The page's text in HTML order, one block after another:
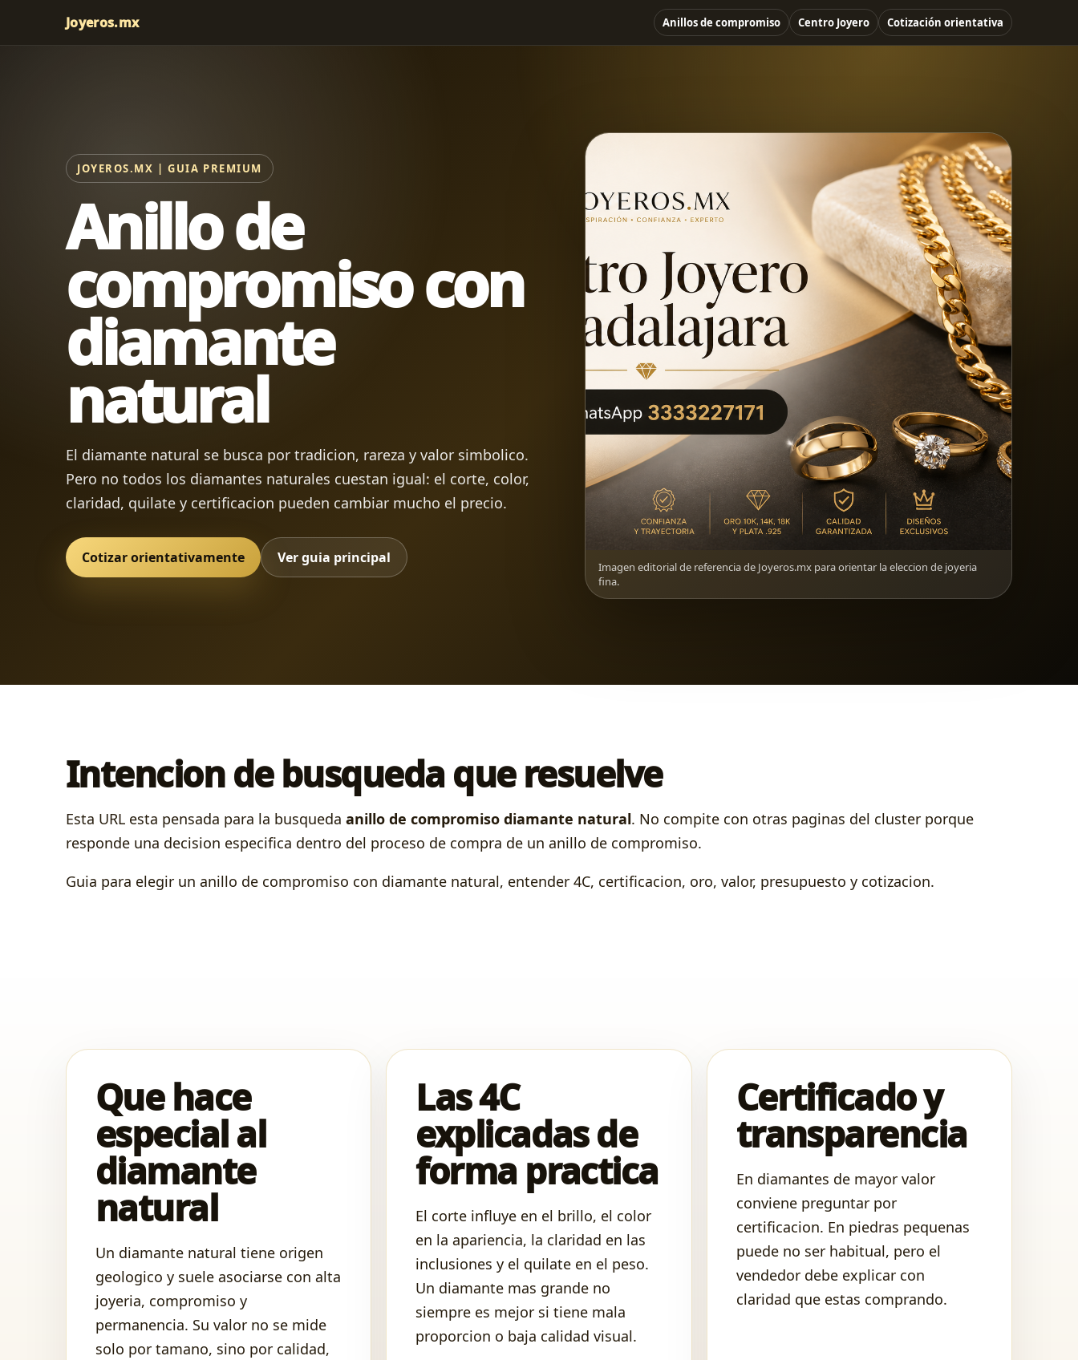
Joyeros.mx Anillos de compromiso Centro Joyero Cotización orientativa
JOYEROS.MX | GUIA PREMIUM
Anillo de
compromiso con
diamante
natural
El diamante natural se busca por tradicion, rareza y valor simbolico.
Pero no todos los diamantes naturales cuestan igual: el corte, color,
claridad, quilate y certificacion pueden cambiar mucho el precio.
Cotizar orientativamente Ver guia principal
Imagen editorial de referencia de Joyeros.mx para orientar la eleccion de joyeria
fina.
Intencion de busqueda que resuelve
Esta URL esta pensada para la busqueda anillo de compromiso diamante natural. No compite con otras paginas del cluster porque
responde una decision especifica dentro del proceso de compra de un anillo de compromiso.
Guia para elegir un anillo de compromiso con diamante natural, entender 4C, certificacion, oro, valor, presupuesto y cotizacion.
Que hace
especial al
diamante
natural
Un diamante natural tiene origen
geologico y suele asociarse con alta
joyeria, compromiso y
permanencia. Su valor no se mide
solo por tamano, sino por calidad,
Las 4C
explicadas de
forma practica
El corte influye en el brillo, el color
en la apariencia, la claridad en las
inclusiones y el quilate en el peso.
Un diamante mas grande no
siempre es mejor si tiene mala
proporcion o baja calidad visual.
Certificado y
transparencia
En diamantes de mayor valor
conviene preguntar por
certificacion. En piedras pequenas
puede no ser habitual, pero el
vendedor debe explicar con
claridad que estas comprando.